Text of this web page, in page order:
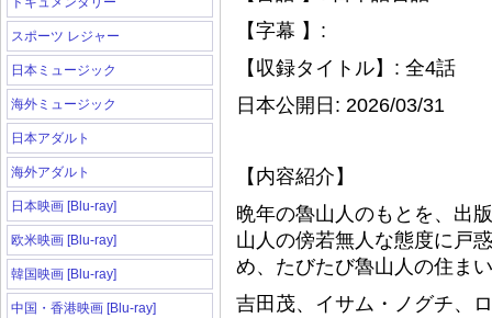
スポーツ レジャー
日本ミュージック
海外ミュージック
日本アダルト
海外アダルト
日本映画 [Blu-ray]
欧米映画 [Blu-ray]
韓国映画 [Blu-ray]
中国・香港映画 [Blu-ray]
【字幕 】:
【収録タイトル】: 全4話
日本公開日: 2026/03/31
【内容紹介】
晩年の魯山人のもとを、出
山人の傍若無人な態度に戸
め、たびたび魯山人の住ま
吉田茂、イサム・ノグチ、